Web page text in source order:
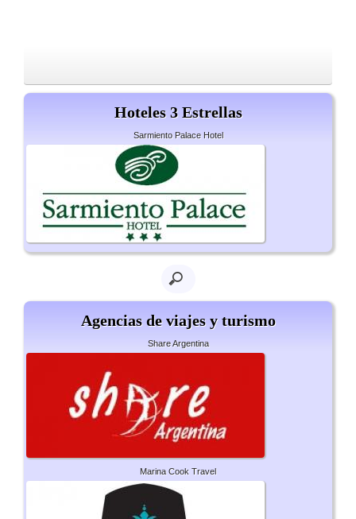
Hoteles 3 Estrellas
Sarmiento Palace Hotel
Agencias de viajes y turismo
Share Argentina
Marina Cook Travel